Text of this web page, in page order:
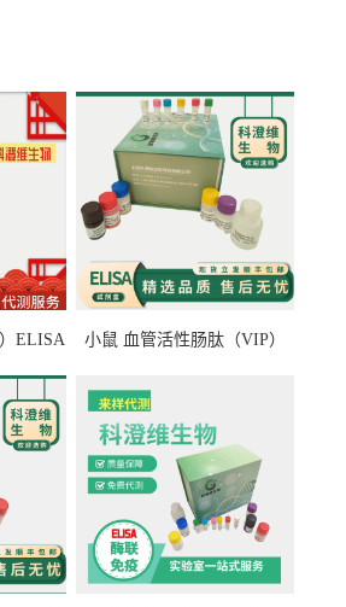
ELISA
小鼠 血管活性肠肽（VIP）